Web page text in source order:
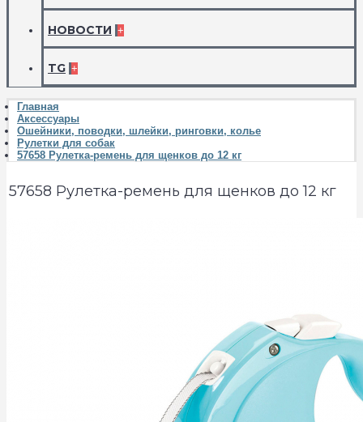
НОВОСТИ +
TG +
Главная
Аксессуары
Ошейники, поводки, шлейки, ринговки, колье
Рулетки для собак
57658 Рулетка-ремень для щенков до 12 кг
57658 Рулетка-ремень для щенков до 12 кг